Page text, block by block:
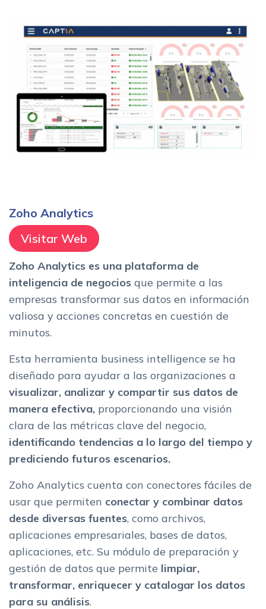
Zoho Analytics
Visitar Web
Zoho Analytics es una plataforma de
inteligencia de negocios que permite a las
empresas transformar sus datos en información
valiosa y acciones concretas en cuestión de
minutos.
Esta herramienta business intelligence se ha
diseñado para ayudar a las organizaciones a
visualizar, analizar y compartir sus datos de
manera efectiva, proporcionando una visión
clara de las métricas clave del negocio,
identificando tendencias a lo largo del tiempo y
prediciendo futuros escenarios.
Zoho Analytics cuenta con conectores fáciles de
usar que permiten conectar y combinar datos
desde diversas fuentes, como archivos,
aplicaciones empresariales, bases de datos,
aplicaciones, etc. Su módulo de preparación y
gestión de datos que permite limpiar,
transformar, enriquecer y catalogar los datos
para su análisis.